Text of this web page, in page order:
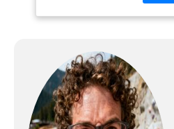
117 et
Les
rapide